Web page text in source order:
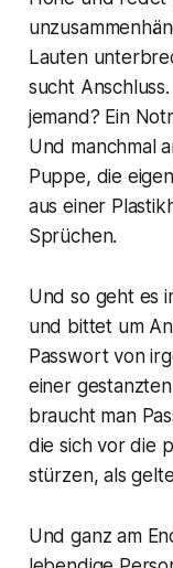
Lauten
sucht
jemand? Ein
Und manchmal
Puppe, die
aus einer
Sprüchen.
Und so geht es
und bittet um
Passwort von
einer
braucht man
die sich vor die
stürzen, als
Und ganz am